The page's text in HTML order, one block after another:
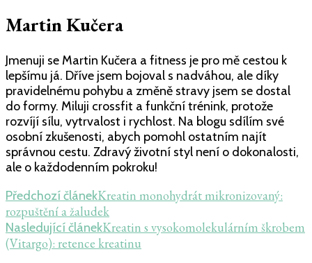
Martin Kučera
Jmenuji se Martin Kučera a fitness je pro mě cestou k
lepšímu já. Dříve jsem bojoval s nadváhou, ale díky
pravidelnému pohybu a změně stravy jsem se dostal
do formy. Miluji crossfit a funkční trénink, protože
rozvíjí sílu, vytrvalost i rychlost. Na blogu sdílím své
osobní zkušenosti, abych pomohl ostatním najít
správnou cestu. Zdravý životní styl není o dokonalosti,
ale o každodenním pokroku!
Navigace
příspěvku
Předchozí článekKreatin monohydrát mikronizovaný:
rozpuštění a žaludek
Nasledující článekKreatin s vysokomolekulárním škrobem
(Vitargo): retence kreatinu